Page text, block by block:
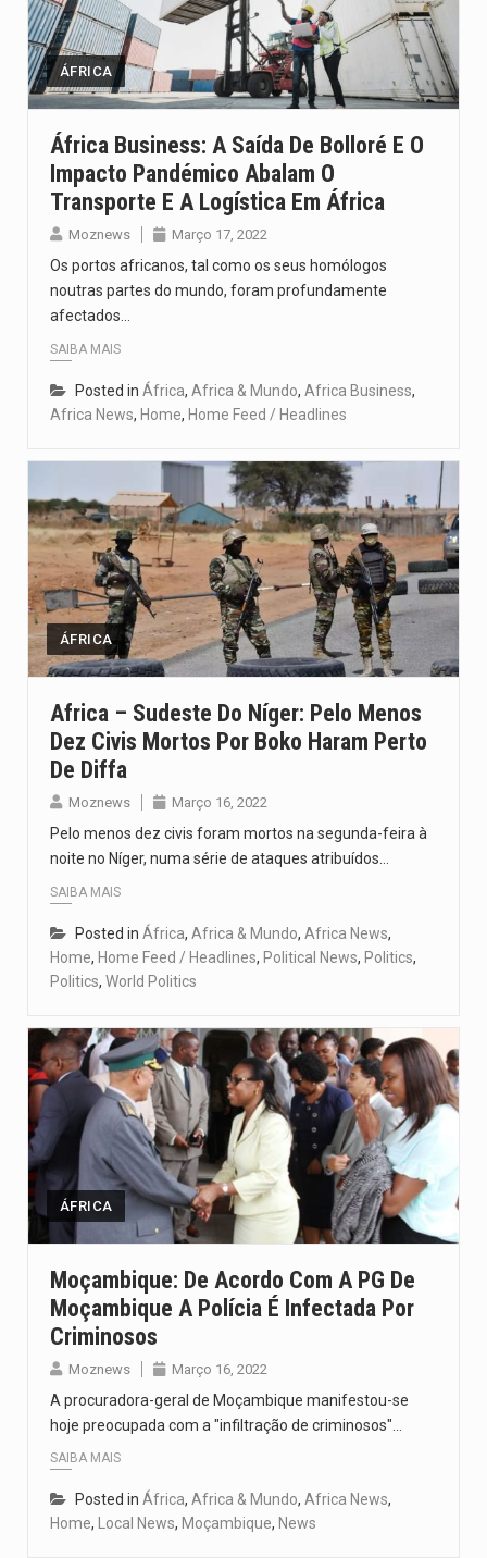
O programa, cuja implementação está prevista entre abril de 2026…
ÁFRICA
África Business: A Saída De Bolloré E O
Impacto Pandémico Abalam O
Transporte E A Logística Em África
Moznews Março 17, 2022
Os portos africanos, tal como os seus homólogos
noutras partes do mundo, foram profundamente
afectados…
SAIBA MAIS
Posted in África, Africa & Mundo, Africa Business,
Africa News, Home, Home Feed / Headlines
ÁFRICA
Africa – Sudeste Do Níger: Pelo Menos
Dez Civis Mortos Por Boko Haram Perto
De Diffa
Moznews Março 16, 2022
Pelo menos dez civis foram mortos na segunda-feira à
noite no Níger, numa série de ataques atribuídos…
SAIBA MAIS
Posted in África, Africa & Mundo, Africa News,
Home, Home Feed / Headlines, Political News, Politics,
Politics, World Politics
ÁFRICA
Moçambique: De Acordo Com A PG De
Moçambique A Polícia É Infectada Por
Criminosos
Moznews Março 16, 2022
A procuradora-geral de Moçambique manifestou-se
hoje preocupada com a "infiltração de criminosos"…
SAIBA MAIS
Posted in África, Africa & Mundo, Africa News,
Home, Local News, Moçambique, News